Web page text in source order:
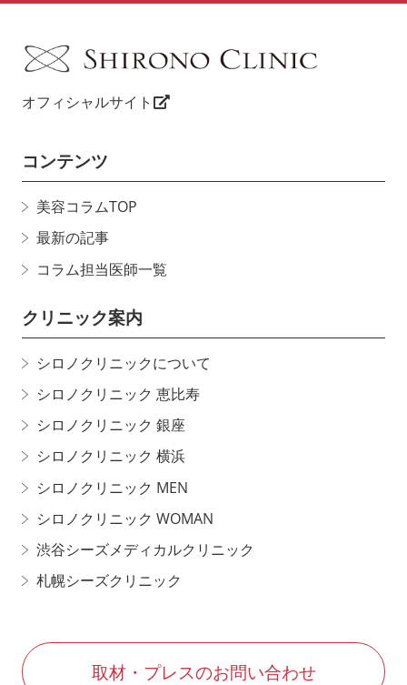
オフィシャルサイト
コンテンツ
美容コラムTOP
最新の記事
コラム担当医師一覧
クリニック案内
シロノクリニックについて
シロノクリニック 恵比寿
シロノクリニック 銀座
シロノクリニック 横浜
シロノクリニック MEN
シロノクリニック WOMAN
渋谷シーズメディカルクリニック
札幌シーズクリニック
取材・プレスのお問い合わせ